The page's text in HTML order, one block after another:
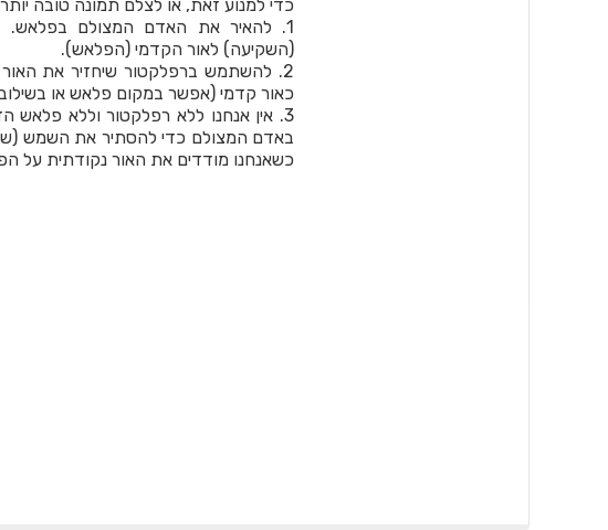
כדי למנוע זאת, או לצלם תמונה טובה
1. להאיר את האדם המצולם בפלאש.
(השקיעה) לאור הקדמי (הפלאש).
2. להשתמש ברפלקטור שיחזיר את
כאור קדמי (אפשר במקום פלאש או
3. אין אנחנו ללא רפלקטור וללא
באדם המצולם כדי להסתיר את השמש
כשאנחנו מודדים את האור נקודתית על